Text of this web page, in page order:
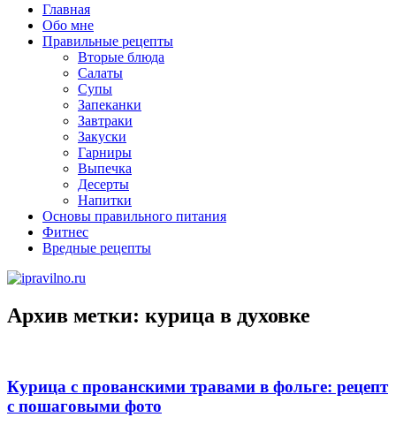
Главная
Обо мне
Правильные рецепты
Вторые блюда
Салаты
Супы
Запеканки
Завтраки
Закуски
Гарниры
Выпечка
Десерты
Напитки
Основы правильного питания
Фитнес
Вредные рецепты
Архив метки: курица в духовке
Курица с прованскими травами в фольге: рецепт
с пошаговыми фото